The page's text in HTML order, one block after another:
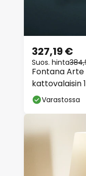
Fontana Arte
kattovalaisin
327,19 €
Suos. hinta
Varastossa